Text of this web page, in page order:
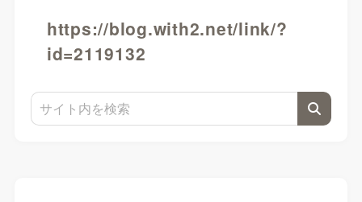
https://blog.with2.net/link/?
id=2119132